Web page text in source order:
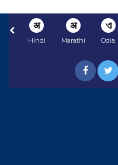
अ
Hindi
अ
Marathi
ଏ
Odia